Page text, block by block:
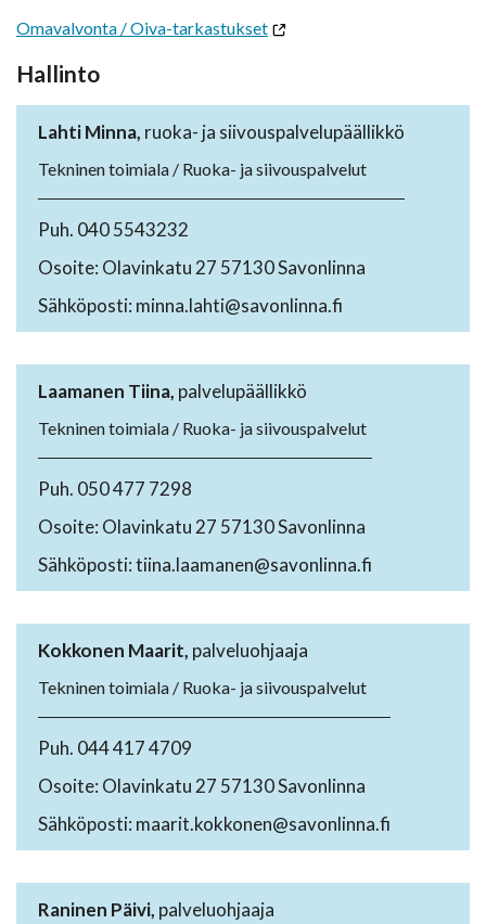
Omavalvonta / Oiva-tarkastukset
Hallinto
Lahti Minna, ruoka- ja siivouspalvelupäällikkö
Tekninen toimiala / Ruoka- ja siivouspalvelut
Puh. 040 5543232
Osoite: Olavinkatu 27 57130 Savonlinna
Sähköposti: minna.lahti@savonlinna.fi
Laamanen Tiina, palvelupäällikkö
Tekninen toimiala / Ruoka- ja siivouspalvelut
Puh. 050 477 7298
Osoite: Olavinkatu 27 57130 Savonlinna
Sähköposti: tiina.laamanen@savonlinna.fi
Kokkonen Maarit, palveluohjaaja
Tekninen toimiala / Ruoka- ja siivouspalvelut
Puh. 044 417 4709
Osoite: Olavinkatu 27 57130 Savonlinna
Sähköposti: maarit.kokkonen@savonlinna.fi
Raninen Päivi, palveluohjaaja